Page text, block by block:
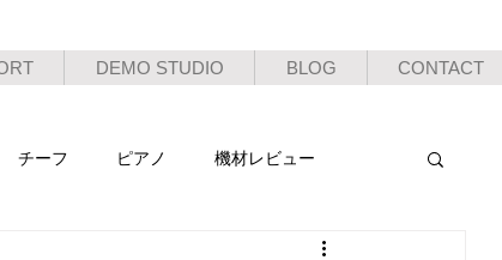
DEMO STUDIO BLOG CONTACT
チーフ ピアノ 機材レビュー